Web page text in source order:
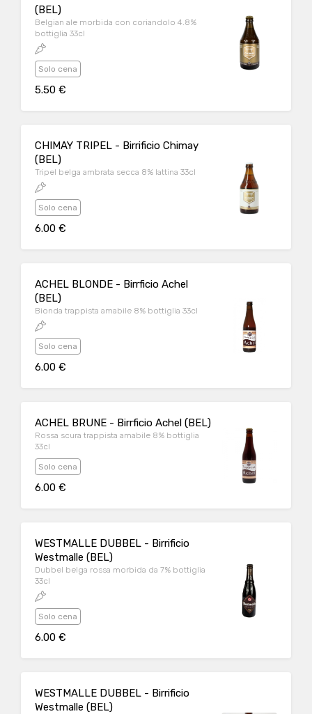
(BEL)
Belgian ale morbida con coriandolo 4.8%
bottiglia 33cl
Solo cena
5.50 €
CHIMAY TRIPEL - Birrificio Chimay
(BEL)
Tripel belga ambrata secca 8% lattina 33cl
Solo cena
6.00 €
ACHEL BLONDE - Birrficio Achel
(BEL)
Bionda trappista amabile 8% bottiglia 33cl
Solo cena
6.00 €
ACHEL BRUNE - Birrficio Achel (BEL)
Rossa scura trappista amabile 8% bottiglia
33cl
Solo cena
6.00 €
WESTMALLE DUBBEL - Birrificio
Westmalle (BEL)
Dubbel belga rossa morbida da 7% bottiglia
33cl
Solo cena
6.00 €
WESTMALLE DUBBEL - Birrificio
Westmalle (BEL)